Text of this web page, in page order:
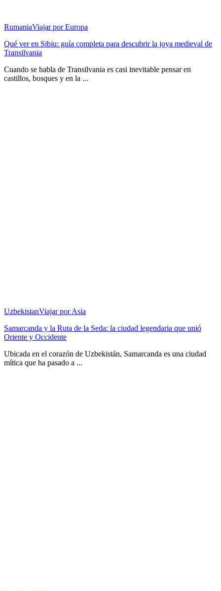
RumaniaViajar por Europa
Qué ver en Sibiu: guía completa para descubrir la joya medieval de
Transilvania
Cuando se habla de Transilvania es casi inevitable pensar en
castillos, bosques y en la ...
UzbekistanViajar por Asia
Samarcanda y la Ruta de la Seda: la ciudad legendaria que unió
Oriente y Occidente
Ubicada en el corazón de Uzbekistán, Samarcanda es una ciudad
mítica que ha pasado a ...